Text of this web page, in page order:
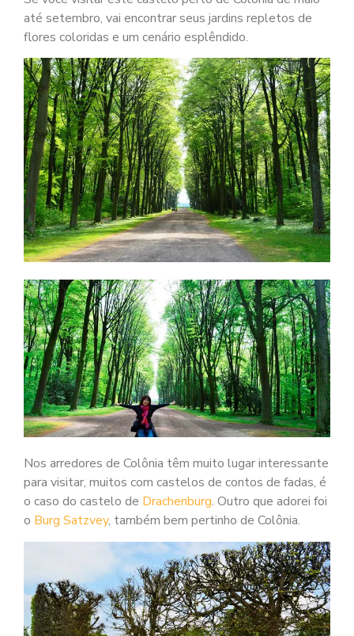
até setembro, vai encontrar seus jardins repletos de
flores coloridas e um cenário esplêndido.
Nos arredores de Colônia têm muito lugar interessante
para visitar, muitos com castelos de contos de fadas, é
o caso do castelo de Drachenburg. Outro que adorei foi
o Burg Satzvey, também bem pertinho de Colônia.